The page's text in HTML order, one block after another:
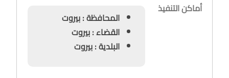
أماكن التنفيذ
المحافظة : بيروت
القضاء : بيروت
البلدية : بيروت